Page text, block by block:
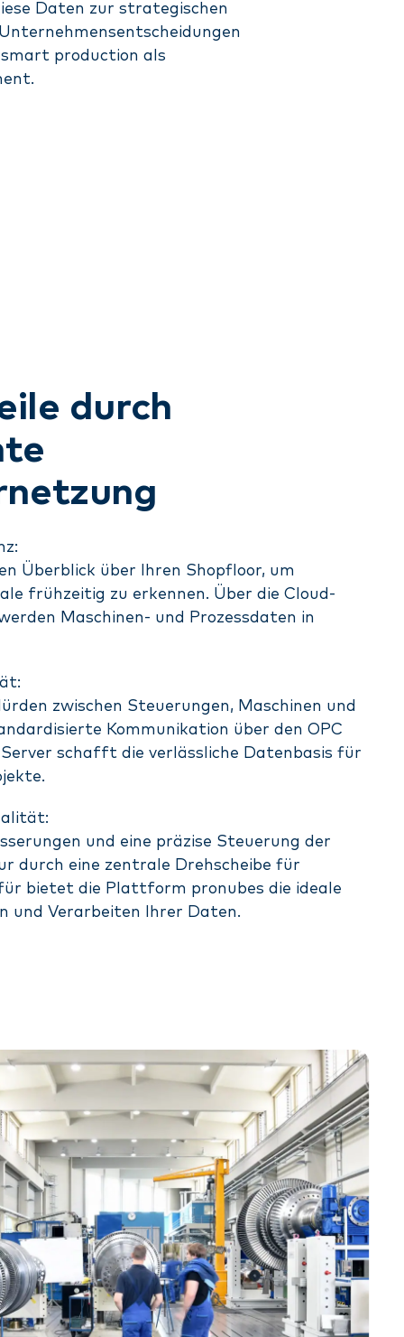
Daten zur strategischen
production als
durch
Überblick über Ihren Shopfloor, um
frühzeitig zu erkennen. Über die Cloud-
Maschinen- und Prozessdaten in
zwischen Steuerungen, Maschinen und
Kommunikation über den OPC
schafft die verlässliche Datenbasis für
und eine präzise Steuerung der
durch eine zentrale Drehscheibe für
bietet die Plattform pronubes die ideale
und Verarbeiten Ihrer Daten.